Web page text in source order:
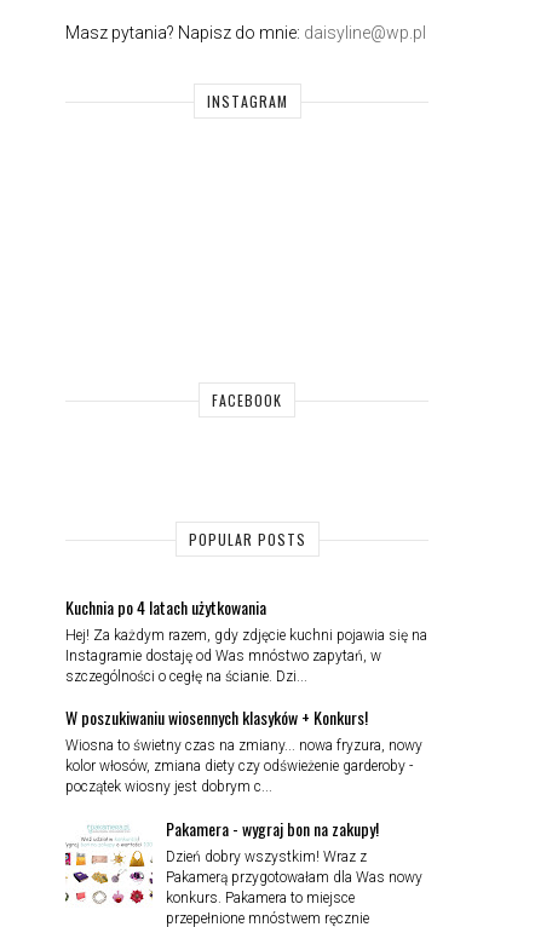
Masz pytania? Napisz do mnie: daisyline@wp.pl
INSTAGRAM
FACEBOOK
POPULAR POSTS
Kuchnia po 4 latach użytkowania
Hej! Za każdym razem, gdy zdjęcie kuchni pojawia się na
Instagramie dostaję od Was mnóstwo zapytań, w
szczególności o cegłę na ścianie. Dzi...
W poszukiwaniu wiosennych klasyków + Konkurs!
Wiosna to świetny czas na zmiany... nowa fryzura, nowy
kolor włosów, zmiana diety czy odświeżenie garderoby -
początek wiosny jest dobrym c...
Pakamera - wygraj bon na zakupy!
Dzień dobry wszystkim! Wraz z
Pakamerą przygotowałam dla Was nowy
konkurs. Pakamera to miejsce
przepełnione mnóstwem ręcznie